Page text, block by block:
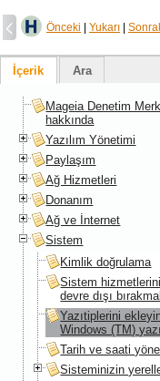
Önceki Yukarı
İçerik Ara
Mageia Denetim
hakkında
Yazılım Yönetimi
Paylaşım
Ağ Hizmetleri
Donanım
Ağ ve İnternet
Sistem
Kimlik doğrulama
Sistem
devre dışı
Yazıtiplerini
Windows (TM)
Tarih ve saati
Sisteminizin